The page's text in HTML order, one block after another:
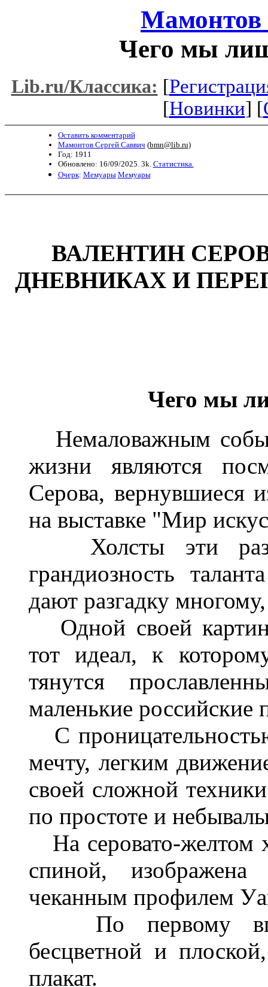
Мамонтов
Чего мы
Lib.ru/Классика: [
[Новинки] [
Оставить комментарий
Мамонтов Сергей Саввич (bmn@lib.ru)
Год: 1911
Обновлено: 16/09/2025. 3k. Статистика.
Очерк: Мемуары Мемуары
ВАЛЕНТИН
ДНЕВНИКАХ И
Чего мы
Немаловажным
жизни являются
Серова, вернувшиеся
на выставке "Мир
Холсты эти
грандиозность
дают разгадку
Одной своей
тот идеал, к
тянутся
маленькие российские
С
мечту, легким
своей сложной
по простоте и
На серовато-желтом
спиной,
чеканным профилем
По первому
бесцветной и
плакат.